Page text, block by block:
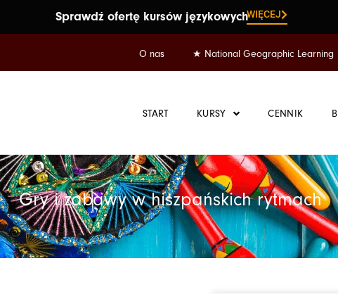
Sprawdź ofertę kursów językowychWIĘCEJ
O nas ★ National Geographic Learning
START KURSY CENNIK
Gry i zabawy w hiszpańskich rytmach